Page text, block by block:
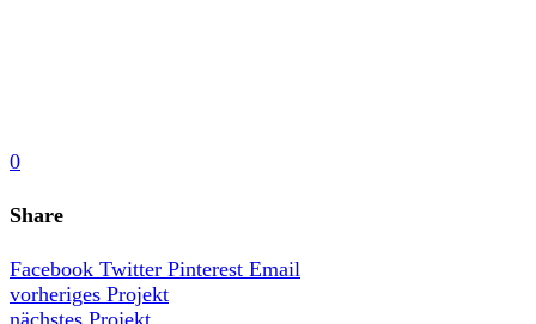
0
Share
Facebook Twitter Pinterest Email
vorheriges Projekt